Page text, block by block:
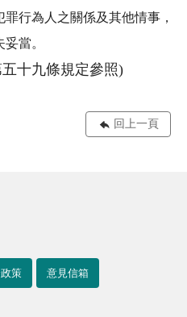
行為人之關係及其他情事，
當。
十九條規定參照)
回上一頁
策 意見信箱